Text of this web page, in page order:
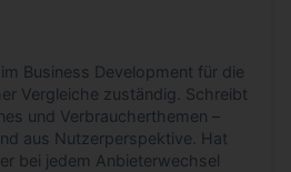
Business Development für die
Vergleiche zuständig. Schreibt
und Verbraucherthemen –
aus Nutzerperspektive. Hat
bei jedem Anbieterwechsel